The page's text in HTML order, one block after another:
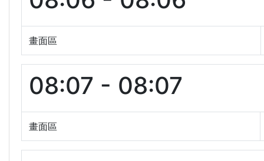
畫面區
08:07 - 08:07
畫面區